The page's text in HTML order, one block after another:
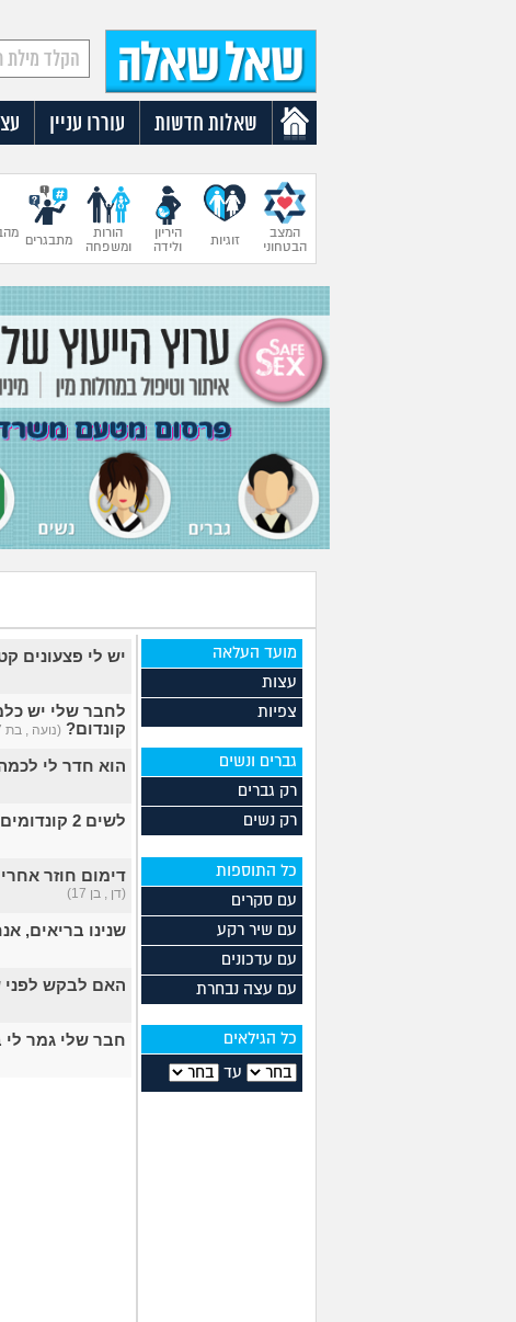
שאלות חדשות עוררו עניין
המצב
הבטחוני
זוגיות
היריון
ולידה
הורות
ומשפחה
מתבגרים
מועד העלאה
עצות
צפיות
גברים ונשים
רק גברים
רק נשים
כל התוספות
עם סקרים
עם שיר רקע
עם עדכונים
עם עצה נבחרת
כל הגילאים
עד
יש לי פצעונים
לחבר שלי יש
קונדום? (נועה , בת 17)
הוא חדר לי
לשים 2 קונדומים כדי לא להידבק במחלות?
דימום חוזר
(דן , בן 17)
שנינו בריאים,
האם לבקש לפני
חבר שלי גמר